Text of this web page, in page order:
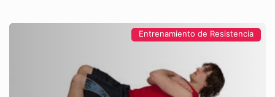
Entrenamiento de Resistencia